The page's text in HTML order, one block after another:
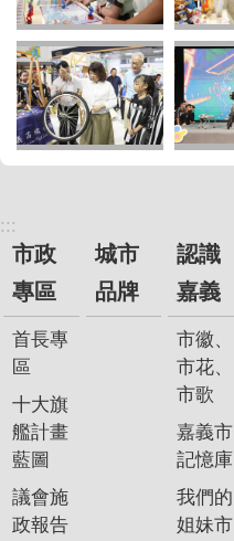
:::
市政
專區
首長專
區
十大旗
艦計畫
藍圖
議會施
政報告
城市
品牌
認識
嘉義
市徽、
市花、
市歌
嘉義市
記憶庫
我們的
姐妹市